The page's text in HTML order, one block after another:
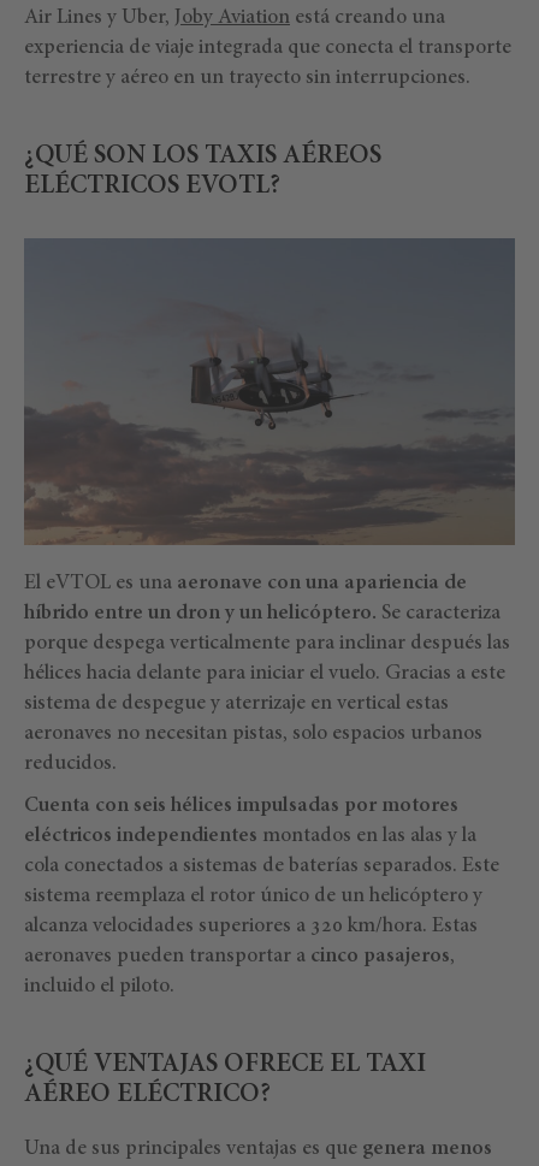
Air Lines y Uber, Joby Aviation está creando una
experiencia de viaje integrada que conecta el transporte
terrestre y aéreo en un trayecto sin interrupciones.
¿QUÉ SON LOS TAXIS AÉREOS
ELÉCTRICOS EVOTL?
El eVTOL es una aeronave con una apariencia de
híbrido entre un dron y un helicóptero. Se caracteriza
porque despega verticalmente para inclinar después las
hélices hacia delante para iniciar el vuelo. Gracias a este
sistema de despegue y aterrizaje en vertical estas
aeronaves no necesitan pistas, solo espacios urbanos
reducidos.
Cuenta con seis hélices impulsadas por motores
eléctricos independientes montados en las alas y la
cola conectados a sistemas de baterías separados. Este
sistema reemplaza el rotor único de un helicóptero y
alcanza velocidades superiores a 320 km/hora. Estas
aeronaves pueden transportar a cinco pasajeros,
incluido el piloto.
¿QUÉ VENTAJAS OFRECE EL TAXI
AÉREO ELÉCTRICO?
Una de sus principales ventajas es que genera menos